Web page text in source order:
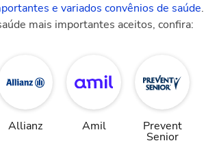
e variados convênios de saúde
mais importantes aceitos, confira:
Allianz Amil Prevent
Senior